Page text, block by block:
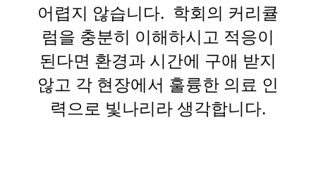
어렵지 않습니다. 학회의 커리큘
럼을 충분히 이해하시고 적응이
된다면 환경과 시간에 구애 받지
않고 각 현장에서 훌륭한 의료 인
력으로 빛나리라 생각합니다.